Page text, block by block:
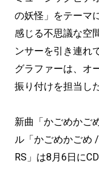
の妖怪」をテーマ
感じる不思議な空
ンサーを引き連れ
グラファーは、オ
振り付けを担当し
新曲「かごめかご
ル「かごめかごめ
RS」は8月6日に